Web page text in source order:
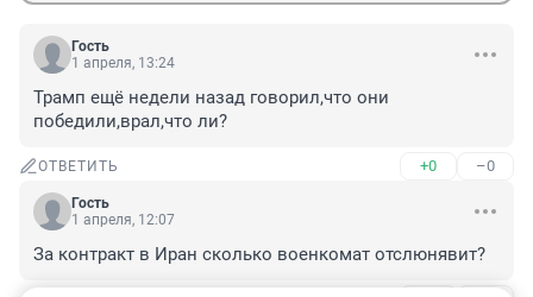
Гость
1 апреля, 13:24
Трамп ещё недели назад говорил,что они
победили,врал,что ли?
ОТВЕТИТЬ +0 –0
Гость
1 апреля, 12:07
За контракт в Иран сколько военкомат отслюнявит?